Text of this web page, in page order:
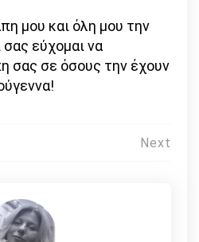
μου και όλη μου την
σας εύχομαι να
σας σε όσους την έχουν
Next